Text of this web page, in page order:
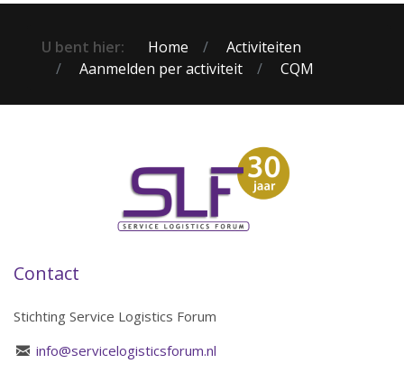
U bent hier: Home
Activiteiten
Aanmelden per activiteit
CQM
Contact
Stichting Service Logistics Forum
info@servicelogisticsforum.nl